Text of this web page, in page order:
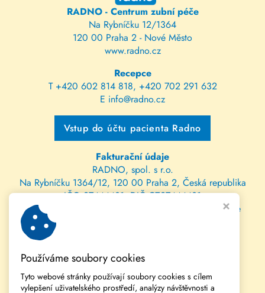
RADNO - Centrum zubní péče
Na Rybníčku 12/1364
120 00 Praha 2 - Nové Město
www.radno.cz
Recepce
T +420 602 814 818, +420 702 291 632
E info@radno.cz
Vstup do účtu pacienta Radno
Fakturační údaje
RADNO, spol. s r.o.
Na Rybníčku 1364/12, 120 00 Praha 2, Česká republika
IČO 27444431, DIČ CZ27444431
spis. zn. C 112470 vedená u Městského soudu v Praze
bank. spojení: 202147115/0300 ČSOB
SWIFT: CEKOCZPP
Používáme soubory cookies
Tyto webové stránky používají soubory cookies s cílem
vylepšení uživatelského prostředí, analýzy návštěvnosti a